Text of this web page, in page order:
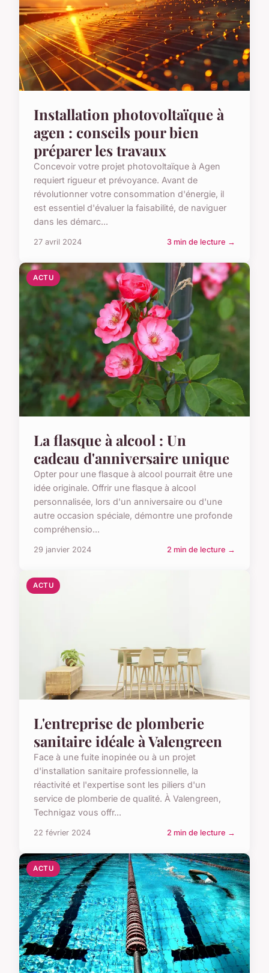
Installation photovoltaïque à
agen : conseils pour bien
préparer les travaux
Concevoir votre projet photovoltaïque à Agen
requiert rigueur et prévoyance. Avant de
révolutionner votre consommation d'énergie, il
est essentiel d'évaluer la faisabilité, de naviguer
dans les démarc...
27 avril 2024 3 min de lecture →
ACTU
La flasque à alcool : Un
cadeau d'anniversaire unique
Opter pour une flasque à alcool pourrait être une
idée originale. Offrir une flasque à alcool
personnalisée, lors d'un anniversaire ou d'une
autre occasion spéciale, démontre une profonde
compréhensio...
29 janvier 2024 2 min de lecture →
ACTU
L'entreprise de plomberie
sanitaire idéale à Valengreen
Face à une fuite inopinée ou à un projet
d'installation sanitaire professionnelle, la
réactivité et l'expertise sont les piliers d'un
service de plomberie de qualité. À Valengreen,
Technigaz vous offr...
22 février 2024 2 min de lecture →
ACTU